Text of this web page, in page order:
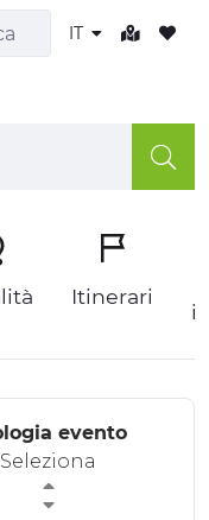
IT
IT
Itinerari
evento
Seleziona